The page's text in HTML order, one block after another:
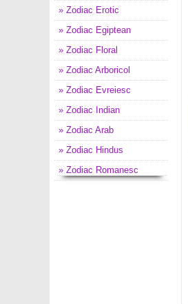
» Zodiac Erotic
» Zodiac Egiptean
» Zodiac Floral
» Zodiac Arboricol
» Zodiac Evreiesc
» Zodiac Indian
» Zodiac Arab
» Zodiac Hindus
» Zodiac Romanesc